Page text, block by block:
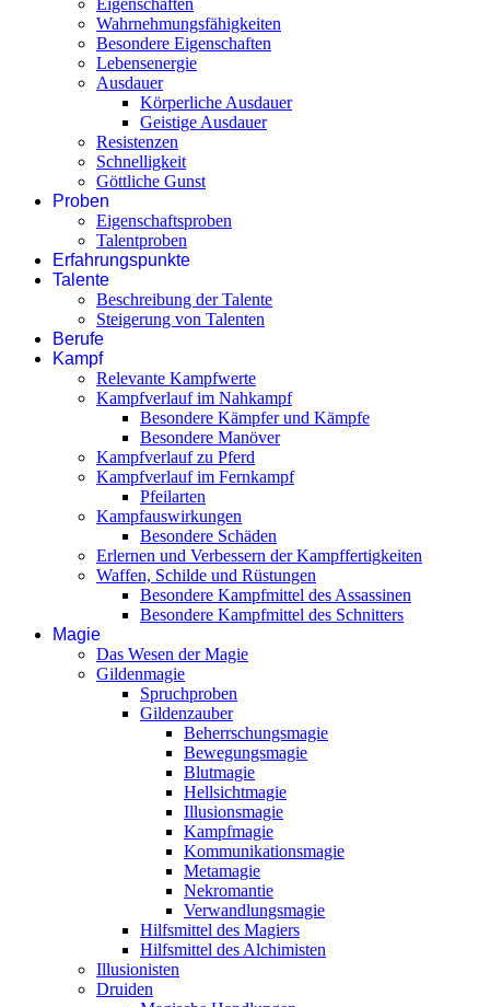
Wahrnehmungsfähigkeiten
Besondere Eigenschaften
Lebensenergie
Ausdauer
Körperliche Ausdauer
Geistige Ausdauer
Resistenzen
Schnelligkeit
Göttliche Gunst
Proben
Eigenschaftsproben
Talentproben
Erfahrungspunkte
Talente
Beschreibung der Talente
Steigerung von Talenten
Berufe
Kampf
Relevante Kampfwerte
Kampfverlauf im Nahkampf
Besondere Kämpfer und Kämpfe
Besondere Manöver
Kampfverlauf zu Pferd
Kampfverlauf im Fernkampf
Pfeilarten
Kampfauswirkungen
Besondere Schäden
Erlernen und Verbessern der Kampffertigkeiten
Waffen, Schilde und Rüstungen
Besondere Kampfmittel des Assassinen
Besondere Kampfmittel des Schnitters
Magie
Das Wesen der Magie
Gildenmagie
Spruchproben
Gildenzauber
Beherrschungsmagie
Bewegungsmagie
Blutmagie
Hellsichtmagie
Illusionsmagie
Kampfmagie
Kommunikationsmagie
Metamagie
Nekromantie
Verwandlungsmagie
Hilfsmittel des Magiers
Hilfsmittel des Alchimisten
Illusionisten
Druiden